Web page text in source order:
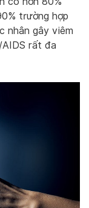
trường hợp
nhân gây viêm
AIDS rất đa